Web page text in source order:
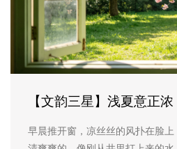
【文韵三星】浅夏意正浓
早晨推开窗，凉丝丝的风扑在脸